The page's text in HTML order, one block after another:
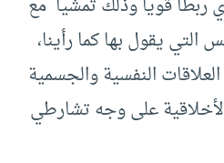
يقول بها كما رأينا،
النفسية والجسمية
على وجه تشارطي